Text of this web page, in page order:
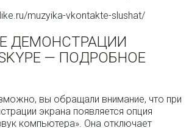
muzyika-vkontakte-slushat/
ДЕМОНСТРАЦИИ
— ПОДРОБНОЕ
вы обращали внимание, что при
экрана появляется опция
компьютера». Она отключает